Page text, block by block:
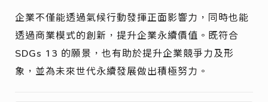
企業不僅能透過氣候行動發揮正面影響力，同時也能
透過商業模式的創新，提升企業永續價值。既符合
SDGs 13 的願景，也有助於提升企業競爭力及形
象，並為未來世代永續發展做出積極努力。